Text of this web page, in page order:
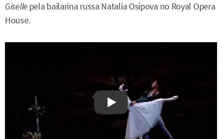
Giselle pela bailarina russa Natalia Osipova no Royal Opera
House.
Watch on YouTube